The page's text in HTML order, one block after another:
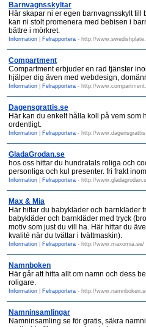
Barnvagnsskyltar
Här skapar ni er egen barnvagnsskylt
kan ni stolt promenera med bebisen i
bättre i mörkret.
Information Felrapportera - http://
Compartment
Compartment erbjuder en rad tjänster
hjälper dig även med webdesign,
Information Felrapportera - http://
Dagensgrattis.se
Här kan du enkelt hålla koll på vem
ordentligt.
Information Felrapportera - http://
GladaGrodan.se
hos oss hittar du hundratals roliga och
personliga och kul presenter. fri frakt
Information Felrapportera - http://
Max & Mia
Här hittar du babykläder och barnkläder
babykläder och barnkläder med tryck
motiv som just du vill ha. Här hittar du
kvalité när du tvättar i tvättmaskin).
Information Felrapportera - http://www.maxomia.se/
Namnboken
Här går att hitta allt om namn och dess
roligare.
Information Felrapportera - http://
Namninsamlingar
Namninsamling.se för gratis, säkra